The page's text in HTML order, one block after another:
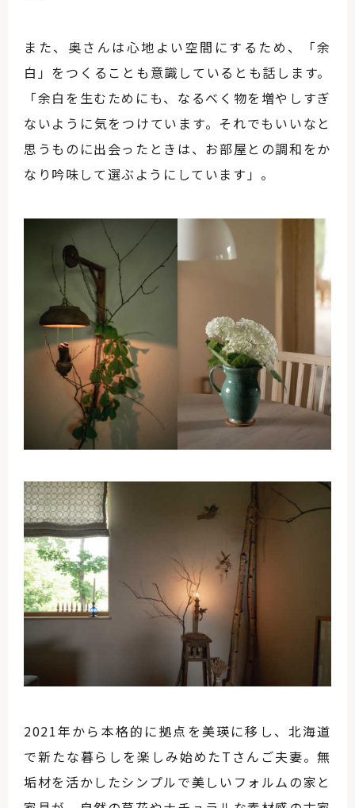
また、奥さんは心地よい空間にするため、「余
白」をつくることも意識しているとも話します。
「余白を生むためにも、なるべく物を増やしすぎ
ないように気をつけています。それでもいいなと
思うものに出会ったときは、お部屋との調和をか
なり吟味して選ぶようにしています」。
2021年から本格的に拠点を美瑛に移し、北海道
で新たな暮らしを楽しみ始めたTさんご夫妻。無
垢材を活かしたシンプルで美しいフォルムの家と